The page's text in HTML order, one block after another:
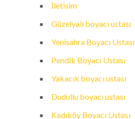
İletisim
Güzelyalı boyacı ustası
Yenisahra Boyacı Ustası
Pendik Boyacı Ustası
Yakacık boyacı ustası
Dudullu boyacı ustası
Kadıköy Boyacı Ustası